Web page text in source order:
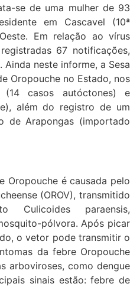
se de uma mulher de 93
em Cascavel (10ª
Em relação ao vírus
67 notificações,
neste informe, a Sesa
Oropouche no Estado, nos
(14 casos autóctones) e
além do registro de um
de Arapongas (importado
Oropouche é causada pelo
(OROV), transmitido
Culicoides paraensis,
pólvora. Após picar
o vetor pode transmitir o
da febre Oropouche
arboviroses, como dengue
sinais estão: febre de